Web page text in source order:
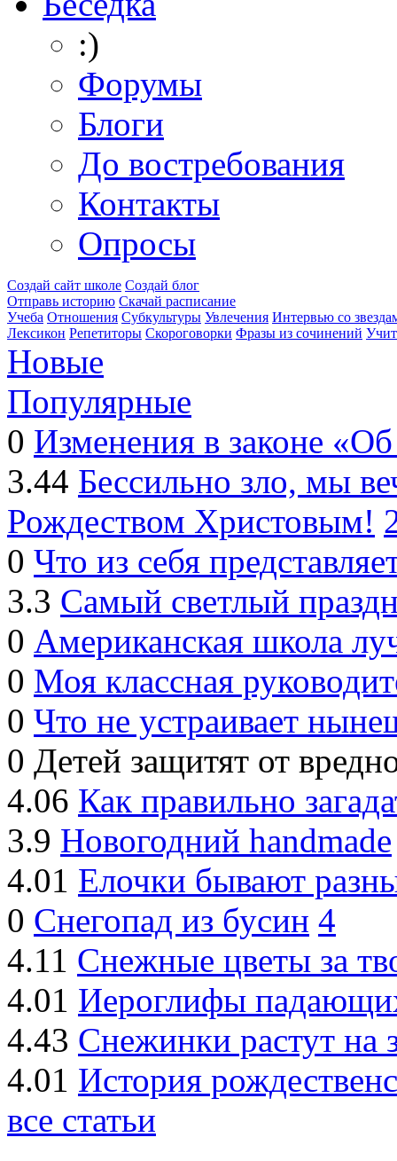
:)
Форумы
Блоги
До востребования
Контакты
Опросы
Создай сайт школе Создай блог
Отправь историю Скачай расписание
Учеба Отношения Субкультуры Увлечения Интервью со
Лексикон Репетиторы Скороговорки Фразы из сочинений
Новые
Популярные
0 Изменения в законе
3.44 Бессильно зло, мы
Рождеством Христовым!
0 Что из себя
3.3 Самый светлый
0 Американская школа
0 Моя классная
0 Что не устраивает
0 Детей защитят от
4.06 Как правильно
3.9 Новогодний handmade
4.01 Елочки бывают
0 Снегопад из бусин 4
4.11 Снежные цветы за
4.01 Иероглифы
4.43 Снежинки растут на
4.01 История
все статьи